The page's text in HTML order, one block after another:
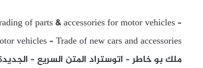
of parts & accessories for motor vehicles –
vehicles – Trade of new cars and accessories
ملك بو خاطر – اتوستراد المتن السريع –